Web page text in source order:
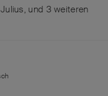
Julius, und 3 weiteren